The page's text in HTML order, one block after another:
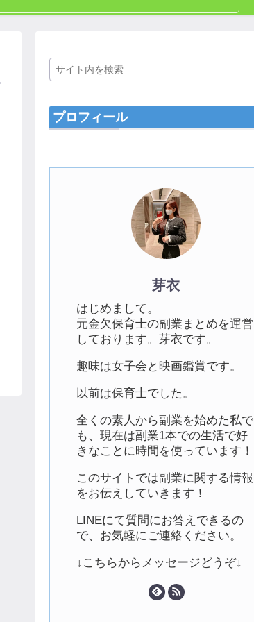
プロフィール
芽衣
はじめまして。
元金欠保育士の副業まとめを運営
しております。芽衣です。
趣味は女子会と映画鑑賞です。
以前は保育士でした。
全くの素人から副業を始めた私で
も、現在は副業1本での生活で好
きなことに時間を使っています！
このサイトでは副業に関する情報
をお伝えしていきます！
LINEにて質問にお答えできるの
で、お気軽にご連絡ください。
↓こちらからメッセージどうぞ↓